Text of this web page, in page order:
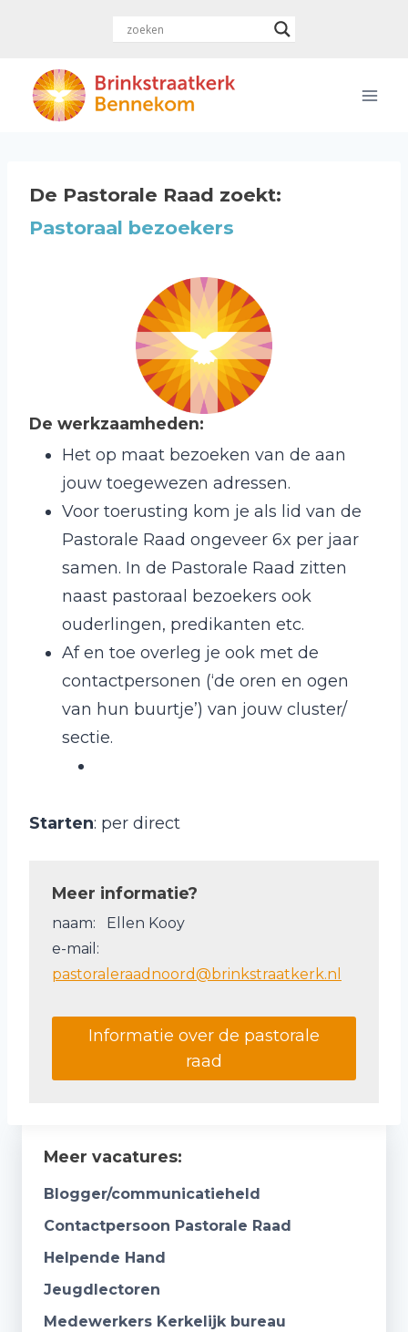
inhoud
De Pastorale Raad zoekt:
Pastoraal bezoekers
De werkzaamheden:
Het op maat bezoeken van de aan
jouw toegewezen adressen.
Voor toerusting kom je als lid van de
Pastorale Raad ongeveer 6x per jaar
samen. In de Pastorale Raad zitten
naast pastoraal bezoekers ook
ouderlingen, predikanten etc.
Af en toe overleg je ook met de
contactpersonen (‘de oren en ogen
van hun buurtje’) van jouw cluster/
sectie.
Starten: per direct
Meer informatie?
naam: Ellen Kooy
e-mail:
pastoraleraadnoord@brinkstraatkerk.nl
Informatie over de pastorale
raad
Meer vacatures:
Blogger/communicatieheld
Contactpersoon Pastorale Raad
Helpende Hand
Jeugdlectoren
Medewerkers Kerkelijk bureau